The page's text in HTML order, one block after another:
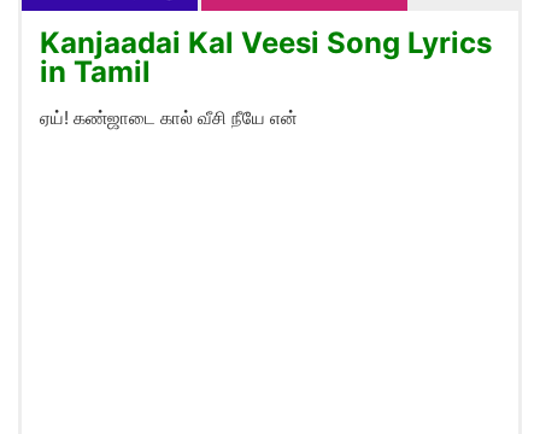
Kanjaadai Kal Veesi Song Lyrics
in Tamil
ஏய்! கண்ஜாடை கால் வீசி நீயே என்